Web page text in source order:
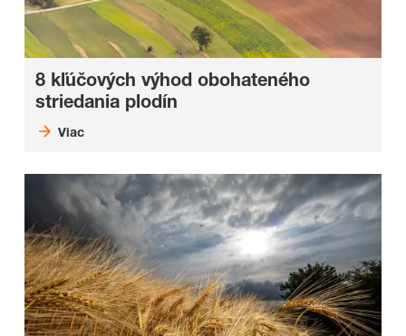
8 kľúčových výhod obohateného
striedania plodín
Viac